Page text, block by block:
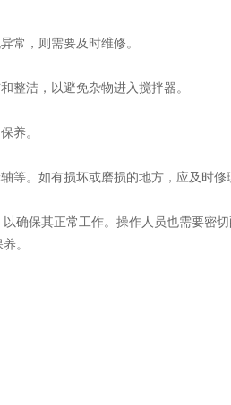
，则需要及时维修。
洁，以避免杂物进入搅拌器。
养。
。如有损坏或磨损的地方，应及时修
确保其正常工作。操作人员也需要密切
。